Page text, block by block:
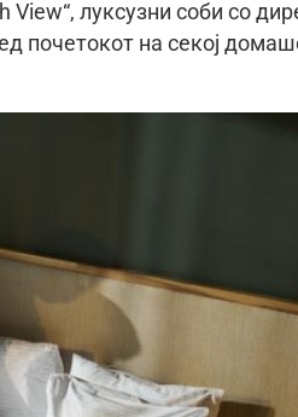
луксузни соби со
почетокот на секој